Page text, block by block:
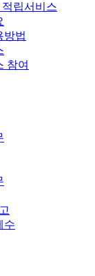
적립서비스
방법
참여
수